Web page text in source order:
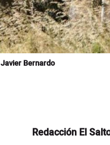
Javier Bernardo
Redacción El